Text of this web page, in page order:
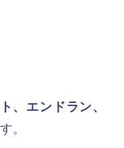
、エンドラン、
。